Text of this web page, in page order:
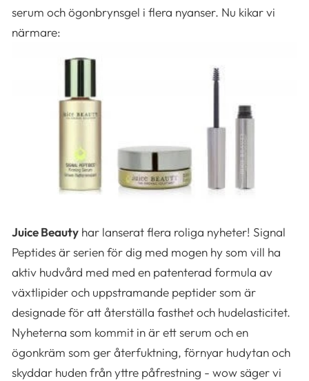
serum och ögonbrynsgel i flera nyanser. Nu kikar vi
närmare:
Juice Beauty har lanserat flera roliga nyheter! Signal
Peptides är serien för dig med mogen hy som vill ha
aktiv hudvård med med en patenterad formula av
växtlipider och uppstramande peptider som är
designade för att återställa fasthet och hudelasticitet.
Nyheterna som kommit in är ett serum och en
ögonkräm som ger återfuktning, förnyar hudytan och
skyddar huden från yttre påfrestning - wow säger vi